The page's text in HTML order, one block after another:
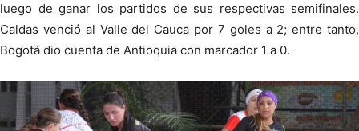
luego de ganar los partidos de sus respectivas semifinales.
Caldas venció al Valle del Cauca por 7 goles a 2; entre tanto,
Bogotá dio cuenta de Antioquia con marcador 1 a 0.